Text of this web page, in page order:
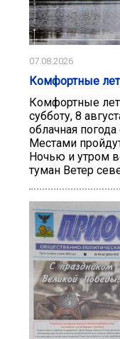
07.08.2026
Комфортные
Комфортные
субботу, 8
облачная
Местами
Ночью и утром
туман Ветер